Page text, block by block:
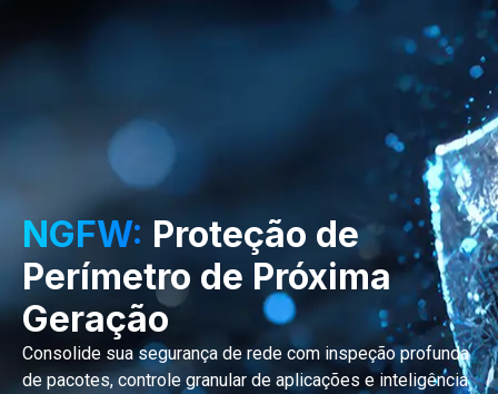
NGFW: Proteção de
Perímetro de Próxima
Geração
Consolide sua segurança de rede com inspeção profunda
de pacotes, controle granular de aplicações e inteligência